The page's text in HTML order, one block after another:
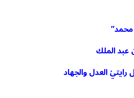
عبد الملك
العدل والجهاد